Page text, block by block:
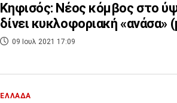
Κηφισός: Νέος κόμβος στο
δίνει κυκλοφοριακή «ανάσα»
09 Ιουλ 2021 17:09
ΕΛΛΑΔΑ